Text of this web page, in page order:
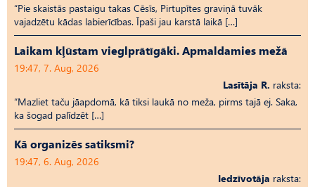
“Pie skaistās pastaigu takas Cēsīs, Pirtupītes graviņā tuvāk
vajadzētu kādas labierīcības. Īpaši jau karstā laikā […]
Laikam kļūstam vieglprātīgāki. Apmaldamies mežā
19:47, 7. Aug, 2026
Lasītāja R. raksta:
“Mazliet taču jāapdomā, kā tiksi laukā no meža, pirms tajā ej. Saka,
ka šogad palīdzēt […]
Kā organizēs satiksmi?
19:47, 6. Aug, 2026
Iedzīvotāja raksta: